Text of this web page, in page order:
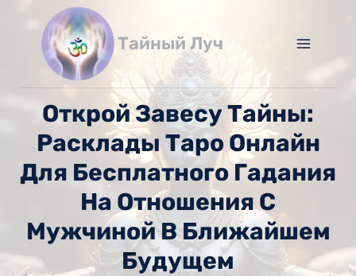
содержимому
Тайный Луч
Открой Завесу Тайны:
Расклады Таро Онлайн
Для Бесплатного Гадания
На Отношения С
Мужчиной В Ближайшем
Будущем